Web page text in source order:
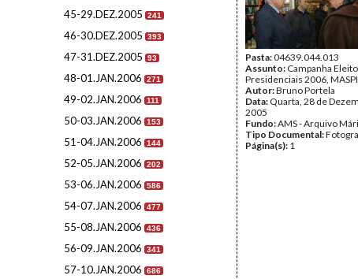
45-29.DEZ.2005 241
46-30.DEZ.2005 393
47-31.DEZ.2005 93
48-01.JAN.2006 271
49-02.JAN.2006 111
50-03.JAN.2006 153
51-04.JAN.2006 144
52-05.JAN.2006 202
53-06.JAN.2006 586
54-07.JAN.2006 477
55-08.JAN.2006 436
56-09.JAN.2006 341
57-10.JAN.2006 686
Pasta:04639.044.013
Assunto: Campanha
Presidenciais 2006,
Autor:Bruno Portela
Data: Quarta, 28 de
2005
Fundo:AMS - Arquivo
Tipo Documental:
Página(s): 1